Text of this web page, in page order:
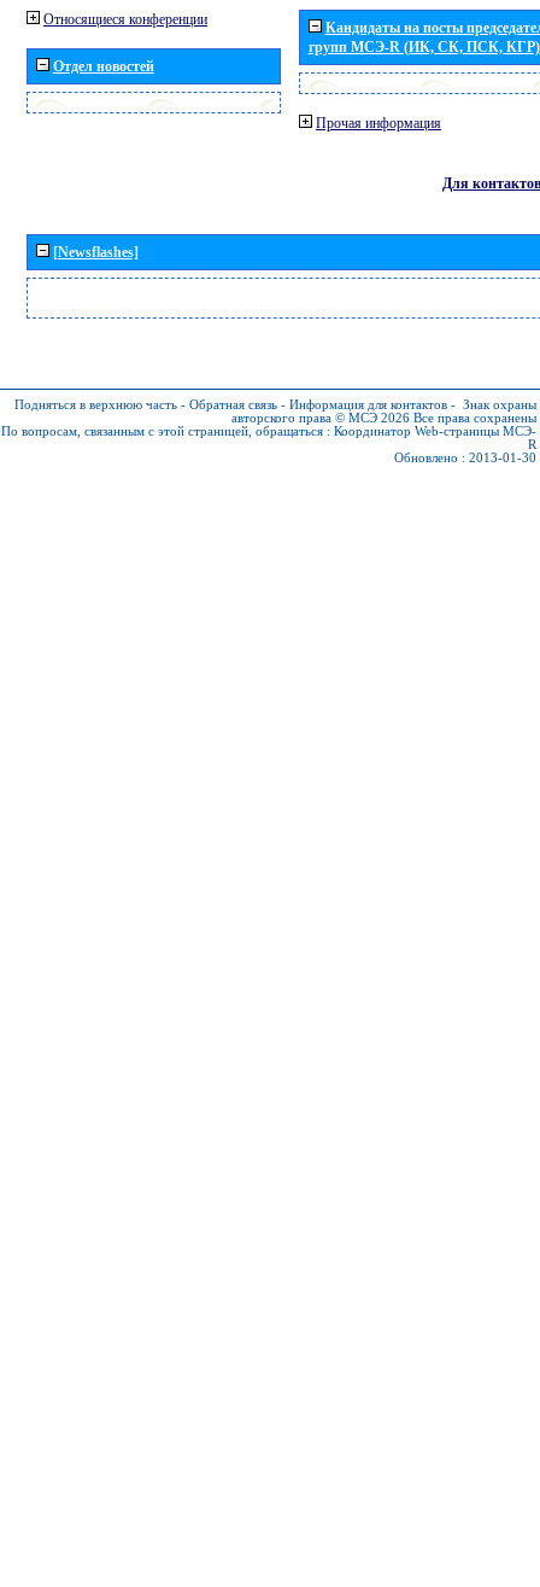
Относящиеся конференции
Отдел новостей
Кандидаты на посты
групп МСЭ-R (ИК, СК, ПСК, КГР)
Прочая информация
Для контактов
[Newsflashes]
Подняться в верхнюю часть - Обратная связь - Информация для контактов - Знак охраны
авторского права © МСЭ 2026 Все права сохранены
По вопросам, связанным с этой страницей, обращаться : Координатор Web-страницы МСЭ-
R
Обновлено : 2013-01-30